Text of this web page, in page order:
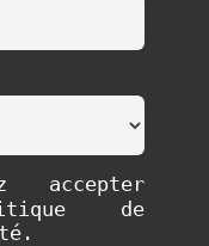
accepter
de